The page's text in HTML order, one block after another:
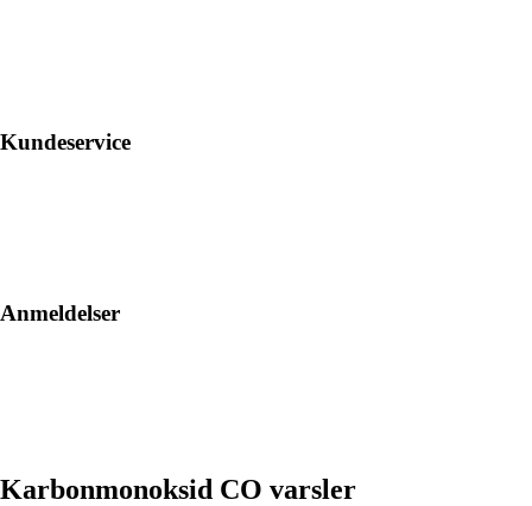
Kundeservice
Anmeldelser
Karbonmonoksid CO varsler